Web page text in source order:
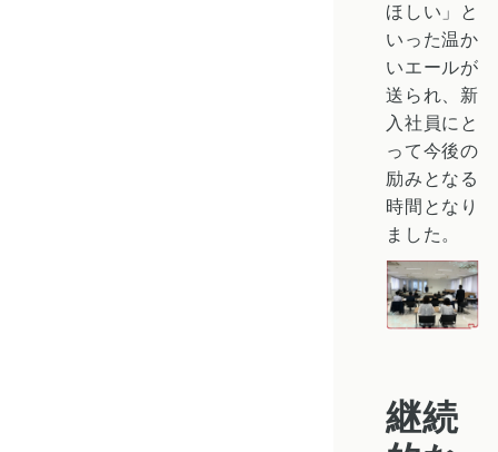
ほしい」と
いった温か
いエールが
送られ、新
入社員にと
って今後の
励みとなる
時間となり
ました。
継続